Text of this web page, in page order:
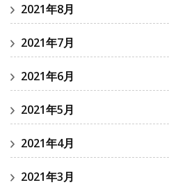
2021年8月
2021年7月
2021年6月
2021年5月
2021年4月
2021年3月